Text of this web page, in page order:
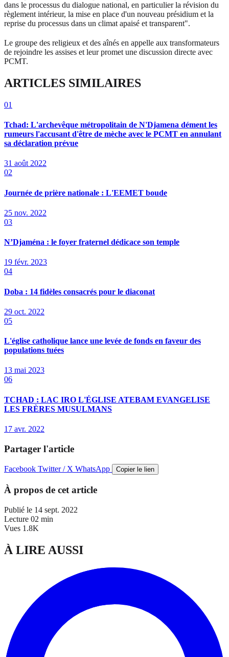
dans le processus du dialogue national, en particulier la révision du
règlement intérieur, la mise en place d'un nouveau présidium et la
reprise du processus dans un climat apaisé et transparent".
Le groupe des religieux et des aînés en appelle aux transformateurs
de rejoindre les assises et leur promet une discussion directe avec
PCMT.
ARTICLES SIMILAIRES
01
Tchad: L'archevêque métropolitain de N'Djamena dément les
rumeurs l'accusant d'être de mèche avec le PCMT en annulant
sa déclaration prévue
31 août 2022
02
Journée de prière nationale : L'EEMET boude
25 nov. 2022
03
N’Djaména : le foyer fraternel dédicace son temple
19 févr. 2023
04
Doba : 14 fidèles consacrés pour le diaconat
29 oct. 2022
05
L'église catholique lance une levée de fonds en faveur des
populations tuées
13 mai 2023
06
TCHAD : LAC IRO L'ÉGLISE ATEBAM EVANGELISE
LES FRÈRES MUSULMANS
17 avr. 2022
Partager l'article
Facebook Twitter / X WhatsApp Copier le lien
À propos de cet article
Publié le 14 sept. 2022
Lecture 02 min
Vues 1.8K
À LIRE AUSSI